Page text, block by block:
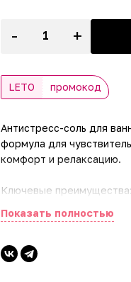
- +
LETO промокод
Антистресс-соль для
формула для
комфорт и релаксацию.
Ключевые преимущества:
- Бережный уход -
Показать полностью